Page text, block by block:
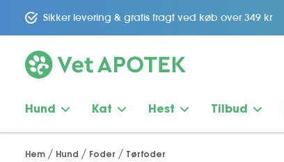
Sikker levering & gratis fragt ved køb over 349 kr
Hund Kat Hest Tilbud
Hem Hund Foder Tørfoder